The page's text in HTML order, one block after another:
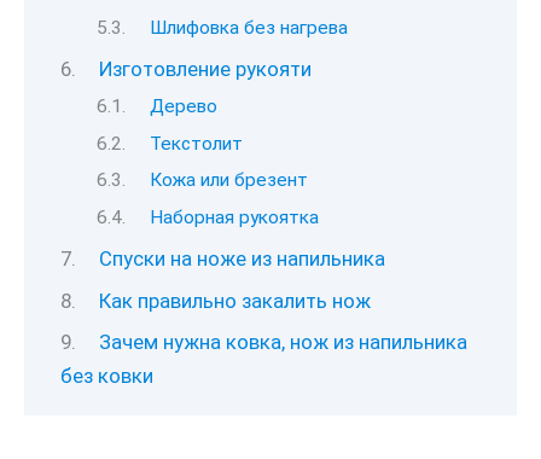
Шлифовка без нагрева
Изготовление рукояти
Дерево
Текстолит
Кожа или брезент
Наборная рукоятка
Спуски на ноже из напильника
Как правильно закалить нож
Зачем нужна ковка, нож из напильника
без ковки